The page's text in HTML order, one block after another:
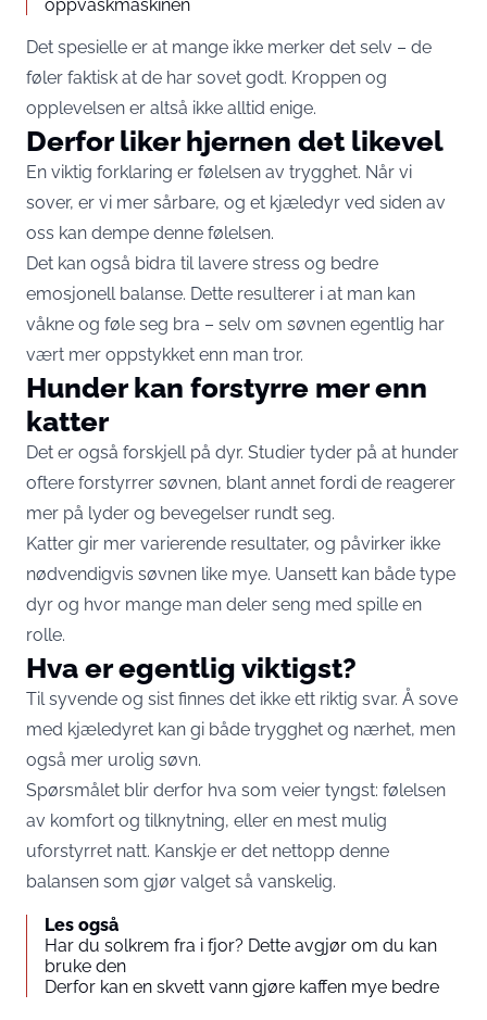
oppvaskmaskinen
Det spesielle er at mange ikke merker det selv – de
føler faktisk at de har sovet godt. Kroppen og
opplevelsen er altså ikke alltid enige.
Derfor liker hjernen det likevel
En viktig forklaring er følelsen av trygghet. Når vi
sover, er vi mer sårbare, og et kjæledyr ved siden av
oss kan dempe denne følelsen.
Det kan også bidra til lavere stress og bedre
emosjonell balanse. Dette resulterer i at man kan
våkne og føle seg bra – selv om søvnen egentlig har
vært mer oppstykket enn man tror.
Hunder kan forstyrre mer enn
katter
Det er også forskjell på dyr. Studier tyder på at hunder
oftere forstyrrer søvnen, blant annet fordi de reagerer
mer på lyder og bevegelser rundt seg.
Katter gir mer varierende resultater, og påvirker ikke
nødvendigvis søvnen like mye. Uansett kan både type
dyr og hvor mange man deler seng med spille en
rolle.
Hva er egentlig viktigst?
Til syvende og sist finnes det ikke ett riktig svar. Å sove
med kjæledyret kan gi både trygghet og nærhet, men
også mer urolig søvn.
Spørsmålet blir derfor hva som veier tyngst: følelsen
av komfort og tilknytning, eller en mest mulig
uforstyrret natt. Kanskje er det nettopp denne
balansen som gjør valget så vanskelig.
Les også
Har du solkrem fra i fjor? Dette avgjør om du kan
bruke den
Derfor kan en skvett vann gjøre kaffen mye bedre